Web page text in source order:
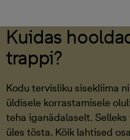
Kuidas
trappi?
Kodu tervisliku sisekliima
üldisele korrastamisele
teha iganädalaselt.
üles tõsta. Kõik lahtised